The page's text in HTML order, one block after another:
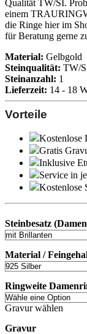
Qualität TW/SI.
einem
die Ringe hier im
für Beratung gerne
Material: Gelbgold
Steinqualität: TW/
Steinanzahl: 1
Lieferzeit: 14 - 18
Vorteile
Kostenlose
Gratis
Inklusive
Service in
Kostenlose
Steinbesatz
Material /
Ringweite
Gravur wählen
Gravur